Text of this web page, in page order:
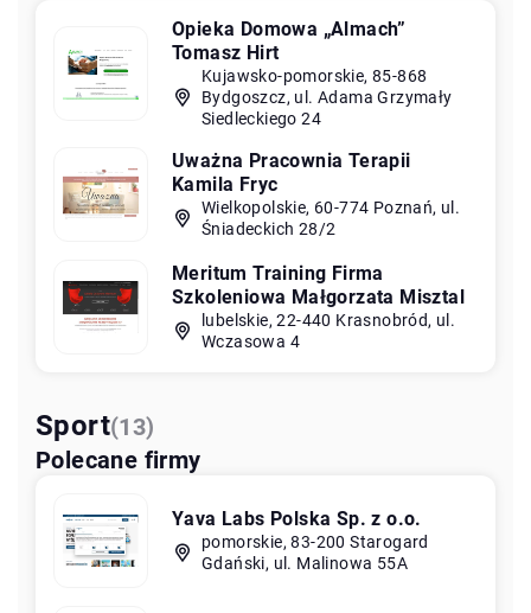
Opieka Domowa „Almach”
Tomasz Hirt
Kujawsko-pomorskie, 85-868
Bydgoszcz, ul. Adama Grzymały
Siedleckiego 24
Uważna Pracownia Terapii
Kamila Fryc
Wielkopolskie, 60-774 Poznań, ul.
Śniadeckich 28/2
Meritum Training Firma
Szkoleniowa Małgorzata Misztal
lubelskie, 22-440 Krasnobród, ul.
Wczasowa 4
Sport(13)
Polecane firmy
Yava Labs Polska Sp. z o.o.
pomorskie, 83-200 Starogard
Gdański, ul. Malinowa 55A